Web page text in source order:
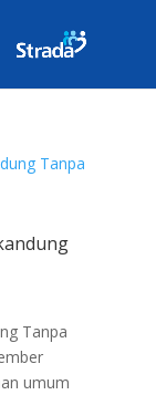
Tanpa
umum